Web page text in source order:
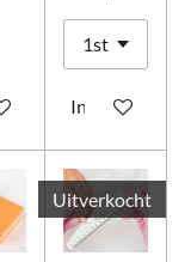
In
Uitverkocht